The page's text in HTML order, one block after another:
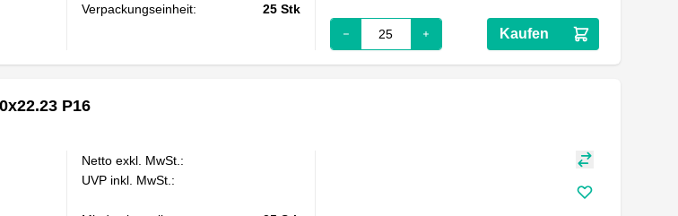
Verpackungseinheit:
25 Stk
Kaufen
P16
Netto exkl. MwSt.:
UVP inkl. MwSt.: